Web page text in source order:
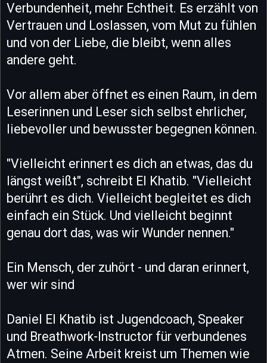
Verbundenheit, mehr Echtheit. Es erzählt von
Vertrauen und Loslassen, vom Mut zu fühlen
und von der Liebe, die bleibt, wenn alles
andere geht.
Vor allem aber öffnet es einen Raum, in dem
Leserinnen und Leser sich selbst ehrlicher,
liebevoller und bewusster begegnen können.
"Vielleicht erinnert es dich an etwas, das du
längst weißt", schreibt El Khatib. "Vielleicht
berührt es dich. Vielleicht begleitet es dich
einfach ein Stück. Und vielleicht beginnt
genau dort das, was wir Wunder nennen."
Ein Mensch, der zuhört - und daran erinnert,
wer wir sind
Daniel El Khatib ist Jugendcoach, Speaker
und Breathwork-Instructor für verbundenes
Atmen. Seine Arbeit kreist um Themen wie